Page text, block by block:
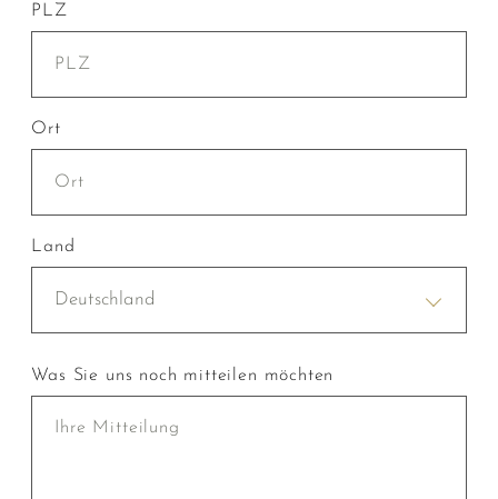
PLZ
Ort
Land
Deutschland
Was Sie uns noch mitteilen möchten